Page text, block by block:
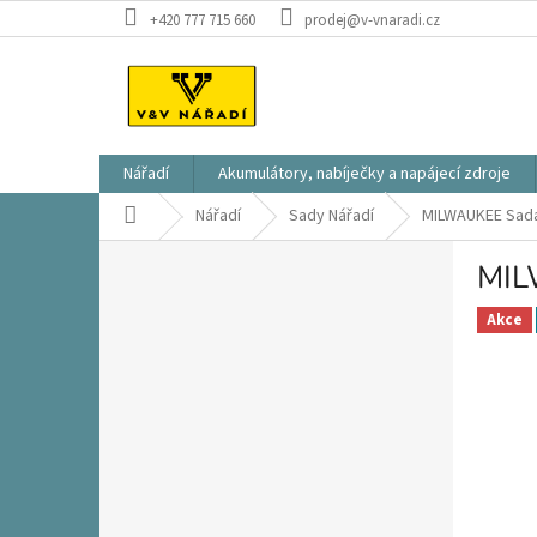
na
+420 777 715 660 prodej@v-vnaradi.cz
Nářadí Akumulátory, nabíječky a napájecí zdroje
Domů Nářadí Sady Nářadí MILWAUKEE
Akce